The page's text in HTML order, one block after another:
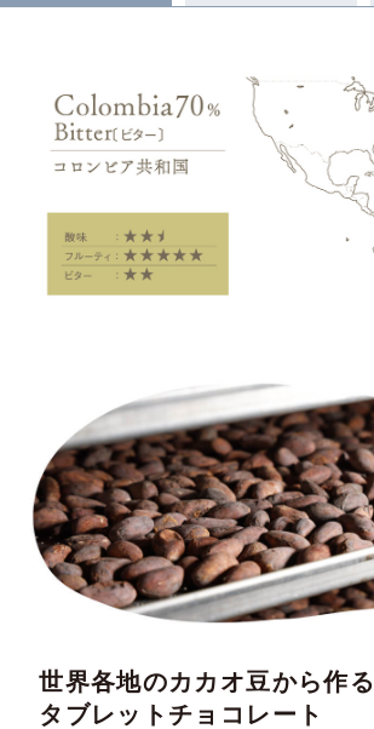
世界各地のカカオ豆から作る
タブレットチョコレート